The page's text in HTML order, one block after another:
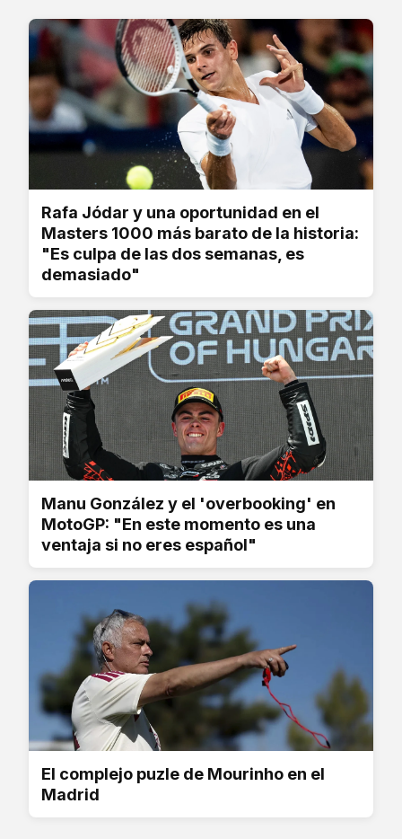
Rafa Jódar y una oportunidad en el
Masters 1000 más barato de la historia:
"Es culpa de las dos semanas, es
demasiado"
Manu González y el 'overbooking' en
MotoGP: "En este momento es una
ventaja si no eres español"
El complejo puzle de Mourinho en el
Madrid